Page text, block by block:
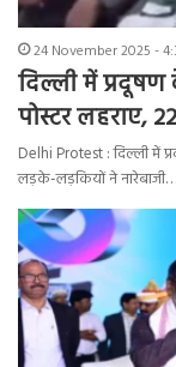
24 November 2025 -
दिल्ली में प्रदूषण
पोस्टर लहराए,
Delhi Protest : दिल्ली में
लड़के-लड़कियों ने नारेबाजी…